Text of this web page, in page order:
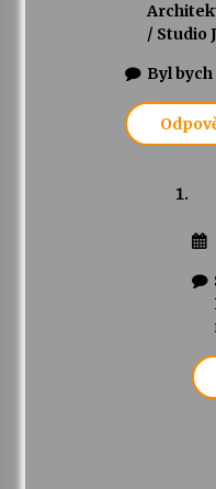
/ Studio
Byl